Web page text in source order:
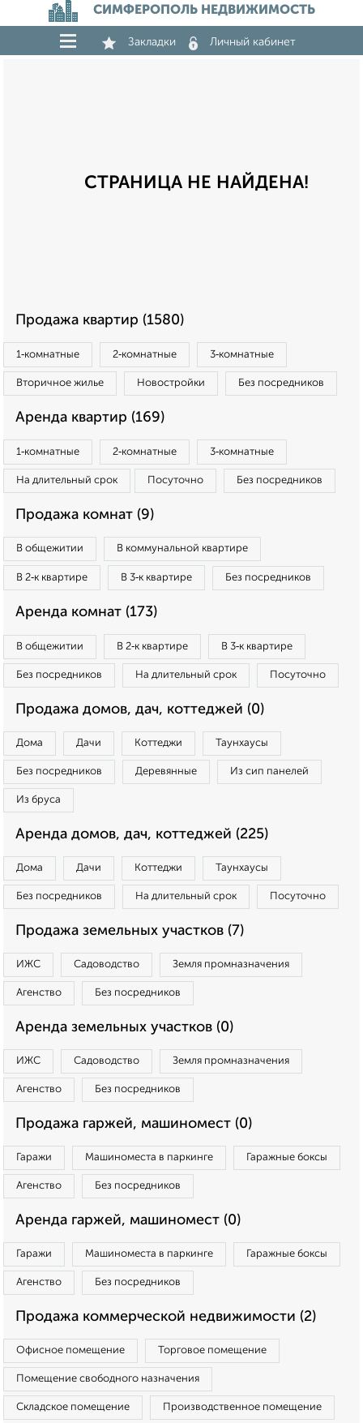
СИМФЕРОПОЛЬ НЕДВИЖИМОСТЬ
Закладки Личный кабинет
СТРАНИЦА НЕ НАЙДЕНА!
Продажа квартир (1580)
1‑комнатные 2‑комнатные 3‑комнатные
Вторичное жилье Новостройки Без посредников
Аренда квартир (169)
1‑комнатные 2‑комнатные 3‑комнатные
На длительный срок Посуточно Без посредников
Продажа комнат (9)
В общежитии В коммунальной квартире
В 2‑к квартире В 3‑к квартире Без посредников
Аренда комнат (173)
В общежитии В 2‑к квартире В 3‑к квартире
Без посредников На длительный срок Посуточно
Продажа домов, дач, коттеджей (0)
Дома Дачи Коттеджи Таунхаусы
Без посредников Деревянные Из сип панелей
Из бруса
Аренда домов, дач, коттеджей (225)
Дома Дачи Коттеджи Таунхаусы
Без посредников На длительный срок Посуточно
Продажа земельных участков (7)
ИЖС Садоводство Земля промназначения
Агенство Без посредников
Аренда земельных участков (0)
ИЖС Садоводство Земля промназначения
Агенство Без посредников
Продажа гаржей, машиномест (0)
Гаражи Машиноместа в паркинге Гаражные боксы
Агенство Без посредников
Аренда гаржей, машиномест (0)
Гаражи Машиноместа в паркинге Гаражные боксы
Агенство Без посредников
Продажа коммерческой недвижимости (2)
Офисное помещение Торговое помещение
Помещение свободного назначения
Складское помещение Производственное помещение